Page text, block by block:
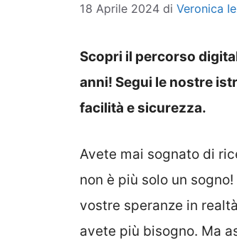
18 Aprile 2024 di Veronica
Scopri il percorso
anni! Segui le nostre
facilità e sicurezza.
Avete mai sognato di
non è più solo un
vostre speranze in
avete più bisogno. Ma